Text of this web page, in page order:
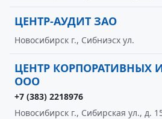
ЦЕНТР-АУДИТ ЗАО
Новосибирск г., Сибниэсх ул.
ЦЕНТР КОРПОРАТИВНЫХ
ООО
+7 (383) 2218976
Новосибирск г., Сибирская ул., д.